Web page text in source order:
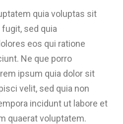
quia voluptas sit
sed quia
eos qui ratione
Ne que porro
ipsum quia dolor sit
velit, sed quia non
incidunt ut labore et
quaerat voluptatem.